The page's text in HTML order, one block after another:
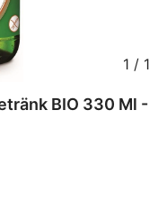
1 / 1
BIO 330 Ml -